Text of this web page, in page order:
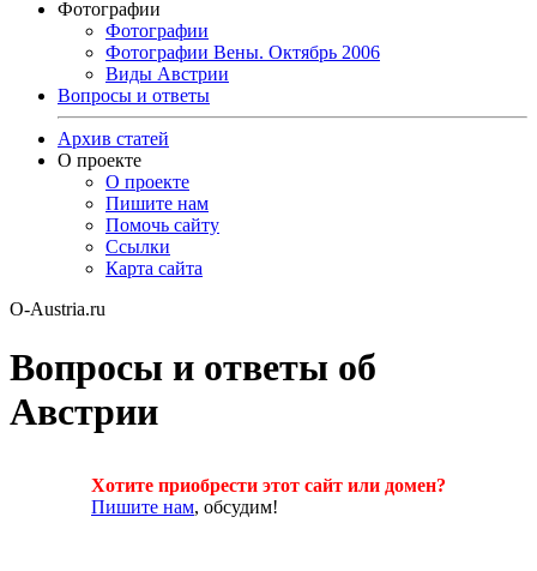
Фотографии
Фотографии
Фотографии Вены. Октябрь 2006
Виды Австрии
Вопросы и ответы
Архив статей
О проекте
О проекте
Пишите нам
Помочь сайту
Ссылки
Карта сайта
O-Austria.ru
Вопросы и ответы об
Австрии
Хотите приобрести этот сайт или домен?
Пишите нам, обсудим!